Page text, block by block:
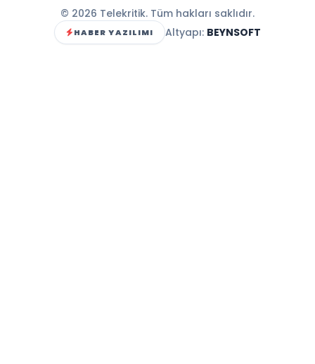
© 2026 Telekritik. Tüm hakları saklıdır.
HABER YAZILIMI Altyapı: BEYNSOFT